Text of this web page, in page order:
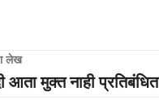
लेख
आता मुक्त नाही प्रतिबंधित